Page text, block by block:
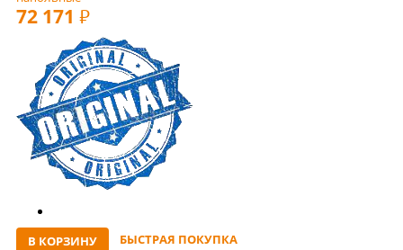
72 171 РУБ
В КОРЗИНУ
БЫСТРАЯ ПОКУПКА